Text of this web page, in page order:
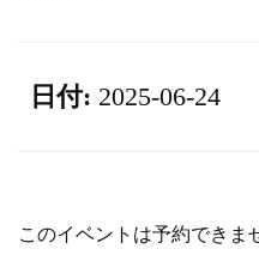
日付: 2025-06-24
このイベントは予約できま